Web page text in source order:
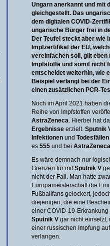
Ungarn anerkannt und mit
gleichgestellt. Das
dem digitalen COVID-
ungarische Bürger frei in
Der Teufel steckt aber wie
Impfzertifikat der EU,
vereinfachen soll, gilt eben
Impfstoffe und somit nicht
entscheidet weiterhin, wie
Beispiel verlangt bei der
einen zusätzlichen PCR-
Noch im April 2021 haben
Reihe von Impfstoffen
AstraZeneca. Hierbei hat
Ergebnisse erzielt. Sputnik
Infektionen und Todesfällen
es 555 und bei AstraZeneca
Es wäre demnach nur
Grenzen für mitSputnik V
nicht der Fall. Man hatte
Europameisterschaft die
Fußballfans gelockert,
diejenigen, die eine
einer COVID-19-
Sputnik V gar nicht einsetzt,
einer russischen Impfung
verlangen.